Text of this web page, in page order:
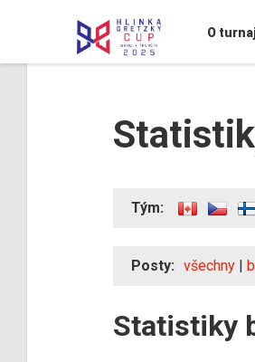
O
Tým:
Posty: všechny |
Statistiky